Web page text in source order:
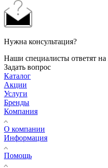
Нужна консультация?
Наши специалисты ответят
Задать вопрос
Каталог
Акции
Услуги
Бренды
Компания
О компании
Информация
Помощь